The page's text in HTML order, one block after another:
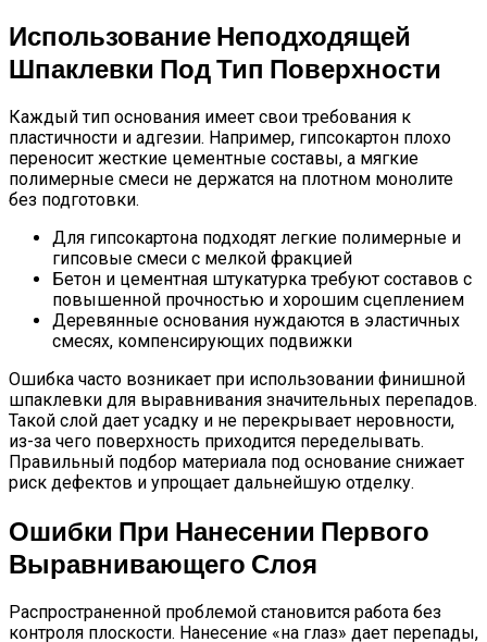
Использование Неподходящей
Шпаклевки Под Тип Поверхности
Каждый тип основания имеет свои требования к
пластичности и адгезии. Например, гипсокартон плохо
переносит жесткие цементные составы, а мягкие
полимерные смеси не держатся на плотном монолите
без подготовки.
Для гипсокартона подходят легкие полимерные и
гипсовые смеси с мелкой фракцией
Бетон и цементная штукатурка требуют составов с
повышенной прочностью и хорошим сцеплением
Деревянные основания нуждаются в эластичных
смесях, компенсирующих подвижки
Ошибка часто возникает при использовании финишной
шпаклевки для выравнивания значительных перепадов.
Такой слой дает усадку и не перекрывает неровности,
из-за чего поверхность приходится переделывать.
Правильный подбор материала под основание снижает
риск дефектов и упрощает дальнейшую отделку.
Ошибки При Нанесении Первого
Выравнивающего Слоя
Распространенной проблемой становится работа без
контроля плоскости. Нанесение «на глаз» дает перепады,